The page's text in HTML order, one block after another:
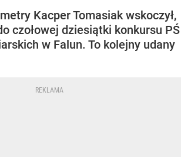
Kacper Tomasiak wskoczył,
czołowej dziesiątki konkursu PŚ
w Falun. To kolejny udany